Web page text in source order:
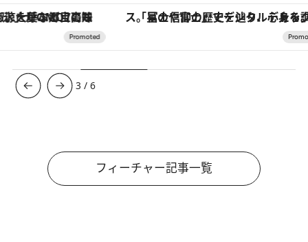
「星のや富士」でデジタルデトックス。冨士信仰の歴史を辿り、心身を調える。
3 /6
フィーチャー記事一覧